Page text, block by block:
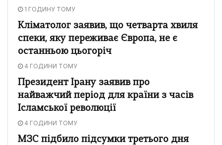
1 ГОДИНУ ТОМУ
Кліматолог заявив, що четварта хвиля
спеки, яку переживає Європа, не є
останньою цьогоріч
4 ГОДИНИ ТОМУ
Президент Ірану заявив про
найважчий період для країни з часів
Ісламської революції
4 ГОДИНИ ТОМУ
МЗС підбило підсумки третього дня